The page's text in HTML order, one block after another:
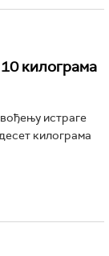
килограма
истраге
килограма